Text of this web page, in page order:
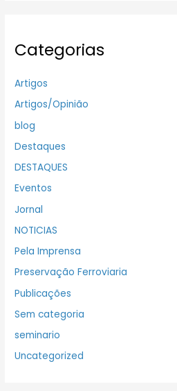
Categorias
Artigos
Artigos/Opinião
blog
Destaques
DESTAQUES
Eventos
Jornal
NOTICIAS
Pela Imprensa
Preservação Ferroviaria
Publicações
Sem categoria
seminario
Uncategorized